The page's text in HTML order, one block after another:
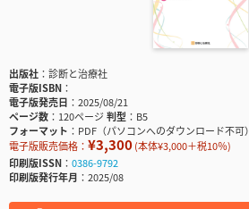
出版社
診断と治療社
電子版ISBN
電子版発売日
2025/08/21
ページ数
120ページ判型
B5
フォーマット
PDF（パソコンへのダウンロード不可）
電子版販売価格： ¥3,300(本体¥3,000＋税10％)
印刷版ISSN
0386-9792
印刷版発行年月
2025/08